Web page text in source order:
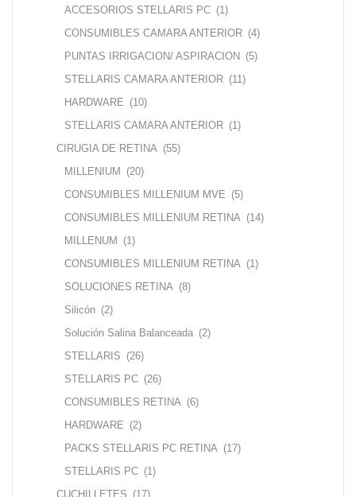
ACCESORIOS STELLARIS PC (1)
CONSUMIBLES CAMARA ANTERIOR (4)
PUNTAS IRRIGACION/ ASPIRACION (5)
STELLARIS CAMARA ANTERIOR (11)
HARDWARE (10)
STELLARIS CAMARA ANTERIOR (1)
CIRUGIA DE RETINA (55)
MILLENIUM (20)
CONSUMIBLES MILLENIUM MVE (5)
CONSUMIBLES MILLENIUM RETINA (14)
MILLENUM (1)
CONSUMIBLES MILLENIUM RETINA (1)
SOLUCIONES RETINA (8)
Silicón (2)
Solución Salina Balanceada (2)
STELLARIS (26)
STELLARIS PC (26)
CONSUMIBLES RETINA (6)
HARDWARE (2)
PACKS STELLARIS PC RETINA (17)
STELLARIS PC (1)
CUCHILLETES (17)